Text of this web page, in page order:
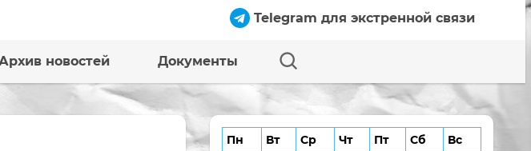
Telegram для экстренной связи
новостей Документы
Пн Вт Ср Чт Пт Сб
Вс